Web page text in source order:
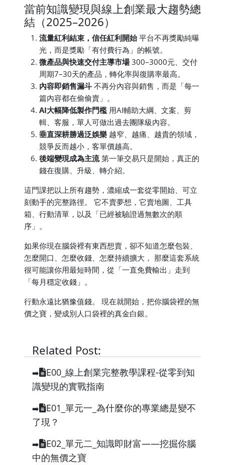
當前知識變現與線上創業最大趨勢總
結（2025–2026）
流量紅利結束，信任紅利開始 平台不再獎勵純曝
光，而是獎勵「有付費行為」的帳號。
微產品與快速交付主導市場300–3000元、交付
周期7–30天的產品，轉化率與復購率最高。
內容即銷售漏斗 不再分內容與銷售，而是「每一
篇內容都在偷偷賣」。
AI大幅降低製作門檻 用AI輔助大綱、文案、剪
輯、客服，單人可做出過去團隊級內容。
垂直深耕勝過泛娛樂 越窄、越痛、越貴的領域，
競爭反而越小，客單價越高。
後端變現成為主流第一筆交易只是開始，真正的
錢在復購、升級、轉介紹。
這門課把以上所有趨勢，濃縮成一套從零開始、可立
刻動手的完整路徑。 它不賣夢想，它賣地圖、工具
箱、行動清單，以及「已經被驗證過無數次的順
序」。
如果你現在腦袋裡有東西想賣，卻不知道怎麼包裝、
怎麼開口、怎麼收錢、怎麼持續擴大， 那麼這套系統
很可能讓你用最短時間，從「一直免費輸出」走到
「每月穩定收錢」。
行動永遠比猶豫值錢。 現在就開始，把你腦袋裡的無
價之寶，變成別人口袋裡的真金白銀。
Related Post:
➡️
E00_線上創業完整教學課程-從零到知
識變現的實戰指南
➡️
E01_單元一_為什麼你的專業總是變不
了現？
➡️
E02_單元二_知識即財富——挖掘你腦
中的無價之寶